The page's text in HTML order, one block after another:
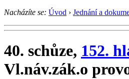
Nacházíte se: Úvod › Jednání a
40. schůze, 152.
Vl.náv.zák.o